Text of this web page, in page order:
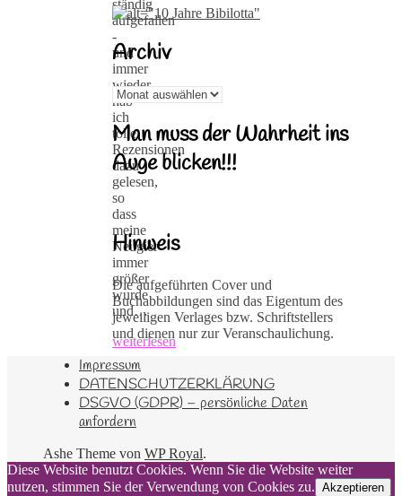
ständig
aufgefallen
-
und
immer
wieder
hab
ich
tolle
Rezensionen
dazu
gelesen,
so
dass
meine
Neugier
immer
größer
wurde
und…
weiterlesen
Archiv
Archiv
Man muss der Wahrheit ins
Auge blicken!!!
Hinweis
Die aufgeführten Cover und
Buchabbildungen sind das Eigentum des
jeweiligen Verlages bzw. Schriftstellers
und dienen nur zur Veranschaulichung.
Impressum
DATENSCHUTZERKLÄRUNG
DSGVO (GDPR) – persönliche Daten
anfordern
Ashe Theme von WP Royal.
Diese Website benutzt Cookies. Wenn Sie die Website weiter
nutzen, stimmen Sie der Verwendung von Cookies zu. Akzeptieren